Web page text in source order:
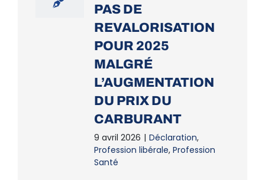
PAS DE
REVALORISATION
POUR 2025
MALGRÉ
L’AUGMENTATION
DU PRIX DU
CARBURANT
9 avril 2026 | Déclaration,
Profession libérale, Profession
Santé